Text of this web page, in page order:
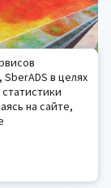
КОМПЛЕКСЫв целях
на сайте,